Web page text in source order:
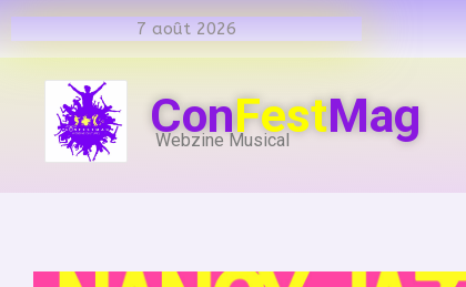
7 août 2026
ConFestMag
Webzine Musical